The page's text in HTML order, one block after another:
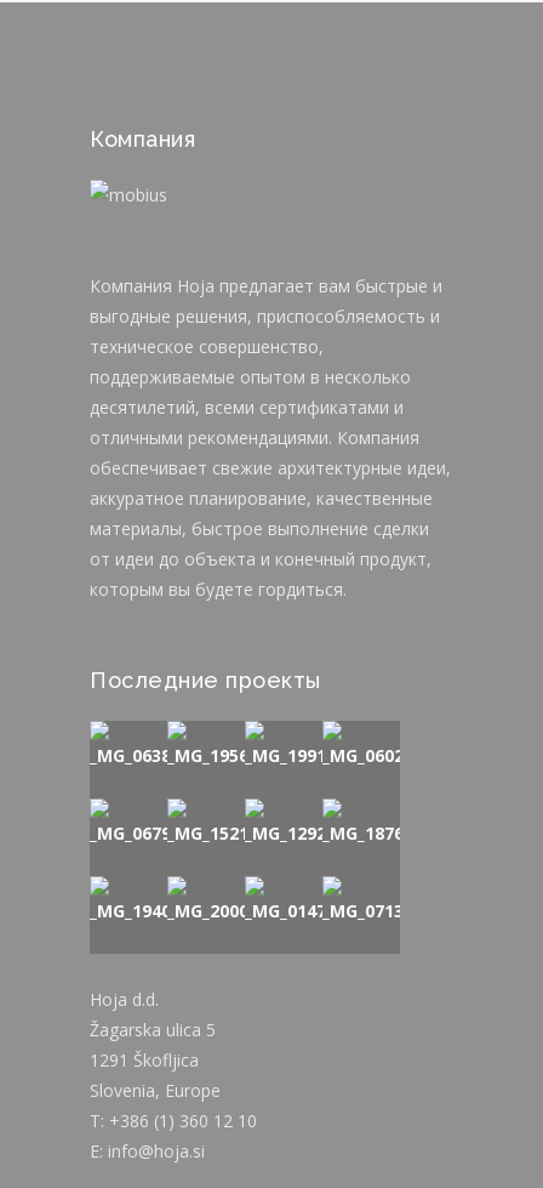
Компания
Компания Hoja предлагает вам быстрые и
выгодные решения, приспособляемость и
техническое совершенство,
поддерживаемые опытом в несколько
десятилетий, всеми сертификатами и
отличными рекомендациями. Компания
обеспечивает свежие архитектурные идеи,
аккуратное планирование, качественные
материалы, быстрое выполнение сделки
от идеи до объекта и конечный продукт,
которым вы будете гордиться.
Последние проекты
Hoja d.d.
Žagarska ulica 5
1291 Škofljica
Slovenia, Europe
T: +386 (1) 360 12 10
E: info@hoja.si